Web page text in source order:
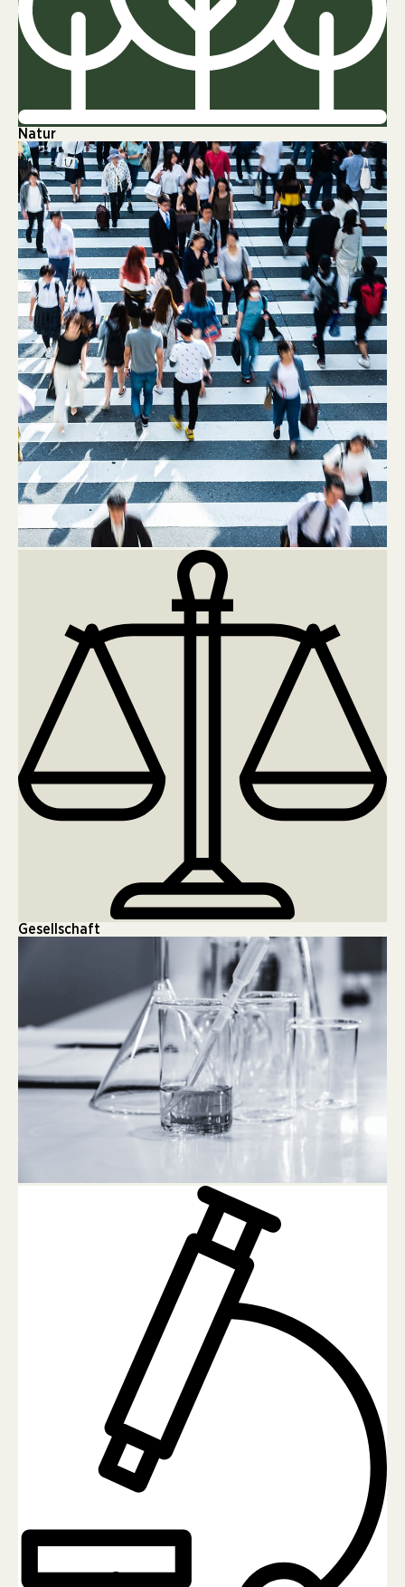
Natur
Gesellschaft